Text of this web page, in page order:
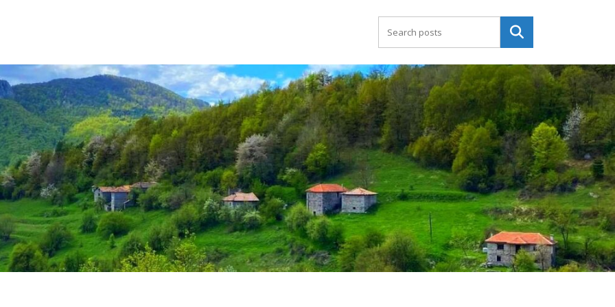
Търсене